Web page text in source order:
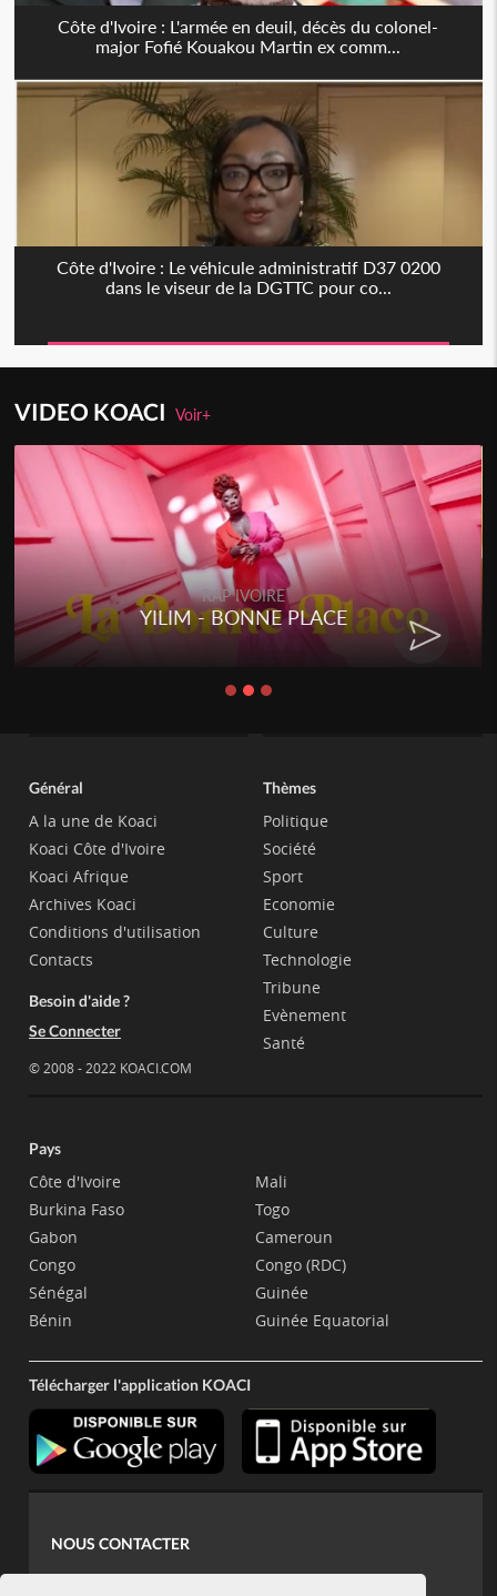
Côte d'Ivoire : L'armée en deuil, décès du colonel-
major Fofié Kouakou Martin ex comm...
Côte d'Ivoire : Le véhicule administratif D37 0200
dans le viseur de la DGTTC pour co...
VIDEO KOACIVoir+
RAP IVOIRE
YILIM - BONNE PLACE
Général
A la une de Koaci
Koaci Côte d'Ivoire
Koaci Afrique
Archives Koaci
Conditions d'utilisation
Contacts
Besoin d'aide ?
Se Connecter
© 2008 - 2022 KOACI.COM
Thèmes
Politique
Société
Sport
Economie
Culture
Technologie
Tribune
Evènement
Santé
Pays
Côte d'Ivoire
Burkina Faso
Gabon
Congo
Sénégal
Bénin
Mali
Togo
Cameroun
Congo (RDC)
Guinée
Guinée Equatorial
Télécharger l'application KOACI
NOUS CONTACTER